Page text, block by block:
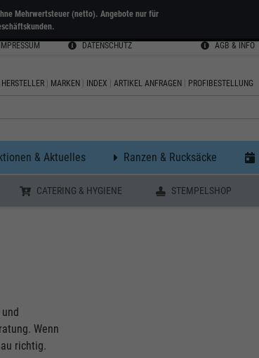
IMPRESSUM DATENSCHUTZ AGB & INFO
HERSTELLER MARKEN INDEX ARTIKEL ANFRAGEN PROFIBESTELLUNG
& Aktuelles Ranzen & Rucksäcke
CATERING & HYGIENE STEMPELSHOP
Wenn
richtig.
Mehrwertsteuer (netto). Angebote nur für